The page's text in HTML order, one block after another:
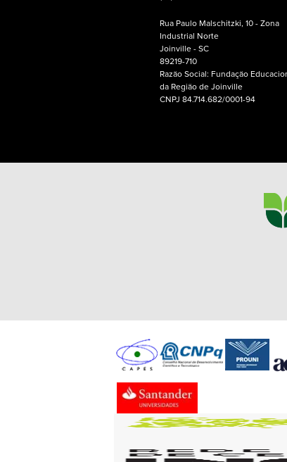
Rua Paulo Malschitzki, 10 - Zona
Industrial Norte
Joinville - SC
89219-710
Razão Social: Fundação
da Região de Joinville
CNPJ 84.714.682/0001-94